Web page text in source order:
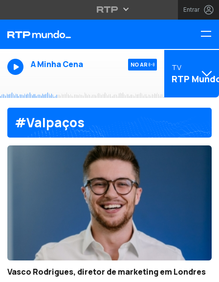
Entrar
A Minha Cena NO AR TV
RTP
#Valpaços
Vasco Rodrigues, diretor de marketing em Londres